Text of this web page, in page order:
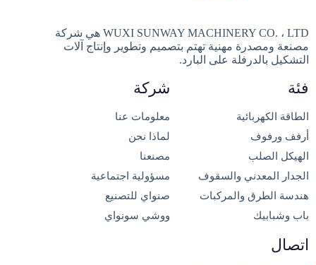
WUXI SUNWAY MACHINERY CO. ، LTD هي شركة
مصنعة ومصدرة مهنية تهتم بتصميم وتطوير وإنتاج آلات
التشكيل بالدرفلة على البارد.
فئة
الطاقة الكهربائية
أرفف ورفوف
الهيكل الصلب
الجدار المعدني والسقوف
هندسة الطرق والمركبات
باب وشبابيك
شركة
معلومات عنا
لماذا نحن
مصنعنا
مسؤولية اجتماعية
صنواي للتصنيع
ووشي سونواي
اتصال